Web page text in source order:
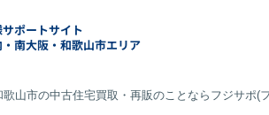
ポートサイト
南大阪・和歌山市エリア
山市の中古住宅買取・再販のことならフジサポ(